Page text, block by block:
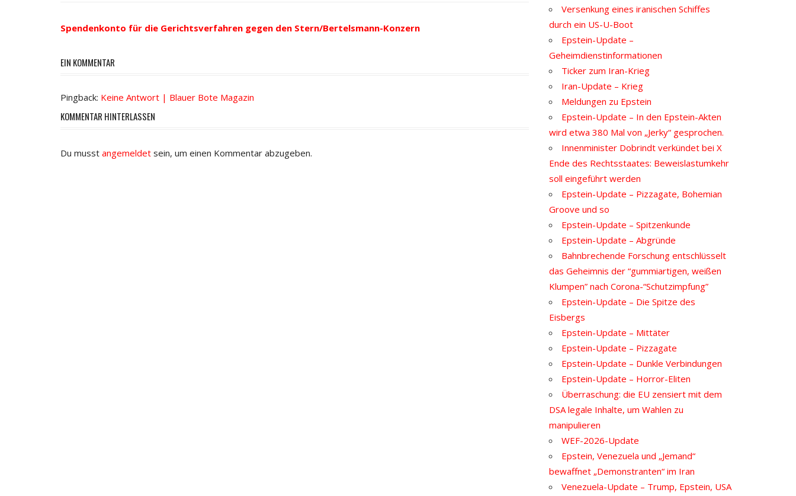
Navigation
Spendenkonto für die Gerichtsverfahren gegen den Stern/Bertelsmann-Konzern
EIN KOMMENTAR
Pingback: Keine Antwort | Blauer Bote Magazin
KOMMENTAR HINTERLASSEN
Du musst angemeldet sein, um einen Kommentar abzugeben.
Versenkung eines iranischen Schiffes
durch ein US-U-Boot
Epstein-Update –
Geheimdienstinformationen
Ticker zum Iran-Krieg
Iran-Update – Krieg
Meldungen zu Epstein
Epstein-Update – In den Epstein-Akten
wird etwa 380 Mal von „Jerky“ gesprochen.
Innenminister Dobrindt verkündet bei X
Ende des Rechtsstaates: Beweislastumkehr
soll eingeführt werden
Epstein-Update – Pizzagate, Bohemian
Groove und so
Epstein-Update – Spitzenkunde
Epstein-Update – Abgründe
Bahnbrechende Forschung entschlüsselt
das Geheimnis der “gummiartigen, weißen
Klumpen” nach Corona-“Schutzimpfung”
Epstein-Update – Die Spitze des
Eisbergs
Epstein-Update – Mittäter
Epstein-Update – Pizzagate
Epstein-Update – Dunkle Verbindungen
Epstein-Update – Horror-Eliten
Überraschung: die EU zensiert mit dem
DSA legale Inhalte, um Wahlen zu
manipulieren
WEF-2026-Update
Epstein, Venezuela und „Jemand“
bewaffnet „Demonstranten“ im Iran
Venezuela-Update – Trump, Epstein, USA